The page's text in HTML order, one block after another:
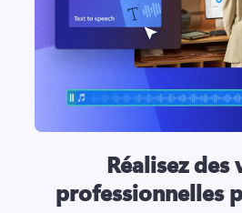
Réalisez des
professionnelles